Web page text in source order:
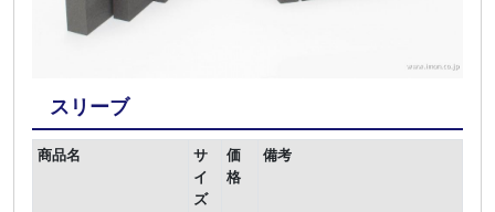
スリーブ
商品名
サ
イ
ズ
価
格
備考